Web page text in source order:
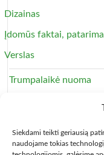
Siekdami teikti geriausią
naudojame tokias
Dizainas
Įdomūs faktai,
Verslas
Trumpalaikė nuoma